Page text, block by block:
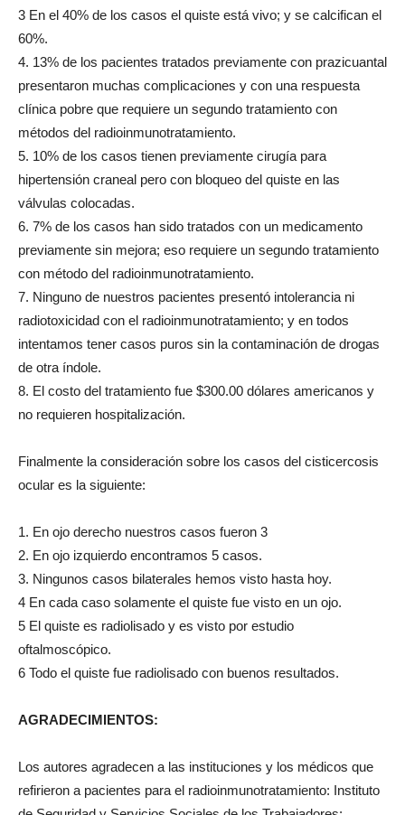
3 En el 40% de los casos el quiste está vivo; y se calcifican el
60%.
4. 13% de los pacientes tratados previamente con prazicuantal
presentaron muchas complicaciones y con una respuesta
clínica pobre que requiere un segundo tratamiento con
métodos del radioinmunotratamiento.
5. 10% de los casos tienen previamente cirugía para
hipertensión craneal pero con bloqueo del quiste en las
válvulas colocadas.
6. 7% de los casos han sido tratados con un medicamento
previamente sin mejora; eso requiere un segundo tratamiento
con método del radioinmunotratamiento.
7. Ninguno de nuestros pacientes presentó intolerancia ni
radiotoxicidad con el radioinmunotratamiento; y en todos
intentamos tener casos puros sin la contaminación de drogas
de otra índole.
8. El costo del tratamiento fue $300.00 dólares americanos y
no requieren hospitalización.
Finalmente la consideración sobre los casos del cisticercosis
ocular es la siguiente:
1. En ojo derecho nuestros casos fueron 3
2. En ojo izquierdo encontramos 5 casos.
3. Ningunos casos bilaterales hemos visto hasta hoy.
4 En cada caso solamente el quiste fue visto en un ojo.
5 El quiste es radiolisado y es visto por estudio
oftalmoscópico.
6 Todo el quiste fue radiolisado con buenos resultados.
AGRADECIMIENTOS:
Los autores agradecen a las instituciones y los médicos que
refirieron a pacientes para el radioinmunotratamiento: Instituto